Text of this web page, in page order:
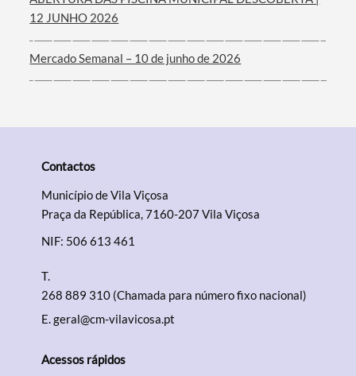
12 JUNHO 2026
Mercado Semanal – 10 de junho de 2026
Contactos
Município de Vila Viçosa
Praça da República, 7160-207 Vila Viçosa
NIF: 506 613 461
T.
268 889 310 (Chamada para número fixo nacional)
E.geral@cm-vilavicosa.pt
Acessos rápidos